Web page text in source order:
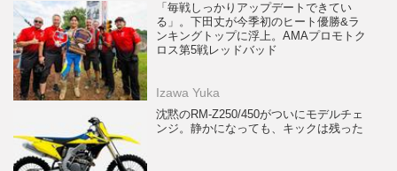
「毎戦しっかりアップデートできてい
る」。下田丈が今季初のヒート優勝&ラ
ンキングトップに浮上。AMAプロモトク
ロス第5戦レッドバッド
Izawa Yuka
沈黙のRM-Z250/450がついにモデルチェ
ンジ。静かになっても、キックは残った